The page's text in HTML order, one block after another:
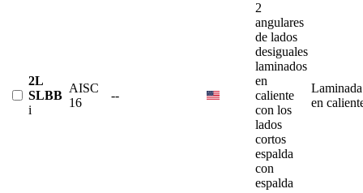
2L
SLBB
i
AISC
16
--
2
angulares
de lados
desiguales
laminados
en
caliente
con los
lados
cortos
espalda
con
espalda
Laminada
en